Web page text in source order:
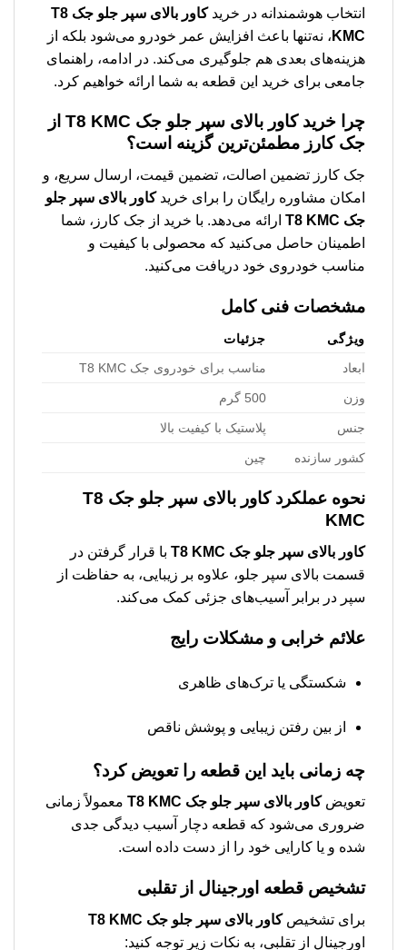
انتخاب هوشمندانه در خرید
كاور بالای سپر جلو جک T8
KMC ، نه‌تنها باعث افزایش عمر خودرو می‌شود بلکه از
هزینه‌های بعدی هم جلوگیری می‌کند. در ادامه، راهنمای
جامعی برای خرید این قطعه به شما ارائه خواهیم کرد.
چرا خرید كاور بالای سپر جلو جک T8 KMC از
جک کارز مطمئن‌ترین گزینه است؟
جک کارز تضمین اصالت، تضمین قیمت، ارسال سریع، و
امکان مشاوره رایگان را برای خریدكاور بالای سپر جلو
جک T8 KMC
ارائه می‌دهد. با خرید از جک کارز، شما
اطمینان حاصل می‌کنید که محصولی با کیفیت و
مناسب خودروی خود دریافت می‌کنید.
مشخصات فنی کامل
ویژگی
جزئیات
ابعاد
مناسب برای خودروی جک T8 KMC
وزن 500 گرم
جنس پلاستیک با کیفیت بالا
کشور سازنده چین
نحوه عملکرد كاور بالای سپر جلو جک T8
KMC
كاور بالای سپر جلو جک T8 KMC
با قرار گرفتن در
قسمت بالای سپر جلو، علاوه بر زیبایی، به حفاظت از
سپر در برابر آسیب‌های جزئی کمک می‌کند.
علائم خرابی و مشکلات رایج
شکستگی یا ترک‌های ظاهری
از بین رفتن زیبایی و پوشش ناقص
چه زمانی باید این قطعه را تعویض کرد؟
تعویضكاور بالای سپر جلو جک T8 KMC
معمولاً زمانی
ضروری می‌شود که قطعه دچار آسیب دیدگی جدی
شده و یا کارایی خود را از دست داده است.
تشخیص قطعه اورجینال از تقلبی
برای تشخیصكاور بالای سپر جلو جک T8 KMC
اورجینال از تقلبی، به نکات زیر توجه کنید: